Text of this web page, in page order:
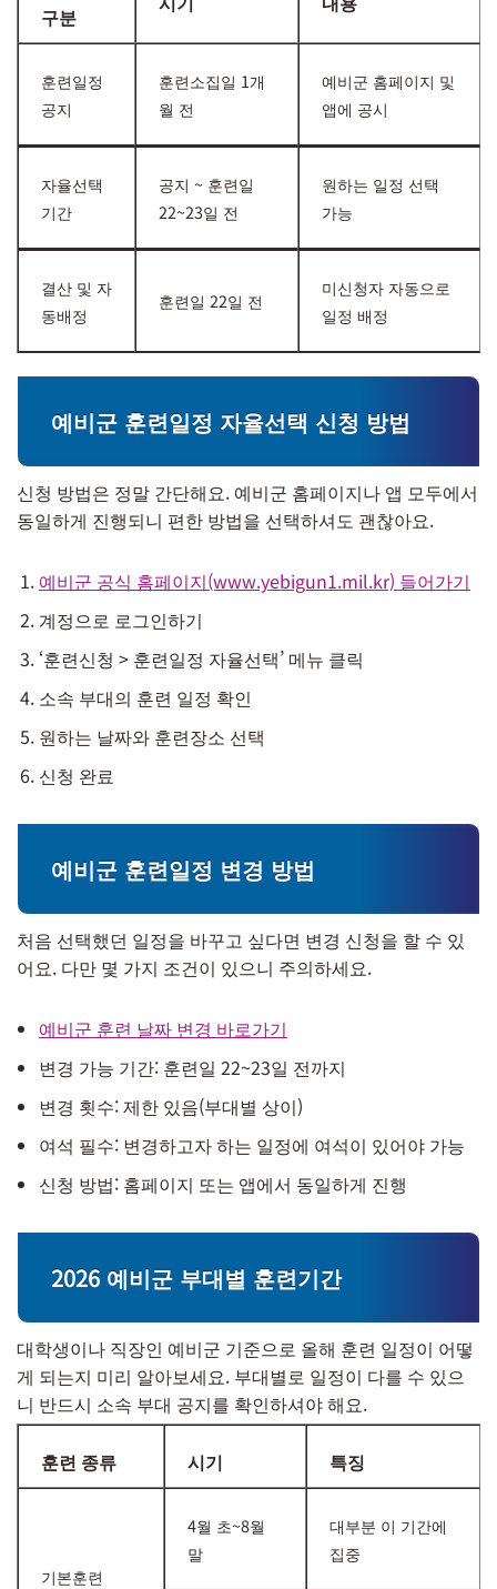
구분
훈련일정
공지
훈련소집일 1개
월 전
예비군 홈페이지 및
앱에 공시
자율선택
기간
공지 ~ 훈련일
22~23일 전
원하는 일정 선택
가능
결산 및 자
동배정
훈련일 22일 전
미신청자 자동으로
일정 배정
예비군 훈련일정 자율선택 신청 방법
신청 방법은 정말 간단해요. 예비군 홈페이지나 앱 모두에서
동일하게 진행되니 편한 방법을 선택하셔도 괜찮아요.
예비군 공식 홈페이지(www.yebigun1.mil.kr) 들어가기
계정으로 로그인하기
‘훈련신청 > 훈련일정 자율선택’ 메뉴 클릭
소속 부대의 훈련 일정 확인
원하는 날짜와 훈련장소 선택
신청 완료
예비군 훈련일정 변경 방법
처음 선택했던 일정을 바꾸고 싶다면 변경 신청을 할 수 있
어요. 다만 몇 가지 조건이 있으니 주의하세요.
예비군 훈련 날짜 변경 바로가기
변경 가능 기간: 훈련일 22~23일 전까지
변경 횟수: 제한 있음(부대별 상이)
여석 필수: 변경하고자 하는 일정에 여석이 있어야 가능
신청 방법: 홈페이지 또는 앱에서 동일하게 진행
2026 예비군 부대별 훈련기간
대학생이나 직장인 예비군 기준으로 올해 훈련 일정이 어떻
게 되는지 미리 알아보세요. 부대별로 일정이 다를 수 있으
니 반드시 소속 부대 공지를 확인하셔야 해요.
훈련 종류 시기 특징
기본훈련
4월 초~8월
말
대부분 이 기간에
집중